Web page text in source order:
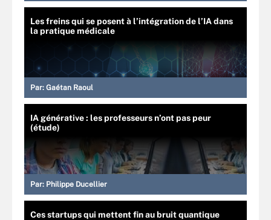
Les freins qui se posent à l’intégration de l’IA dans
la pratique médicale
Par: Gaétan Raoul
IA générative : les professeurs n’ont pas peur
(étude)
Par: Philippe Ducellier
Ces startups qui mettent fin au bruit quantique